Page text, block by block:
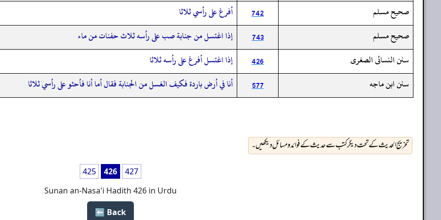
صحيح مسلم
742
أفرغ على رأسي ثلاثا
صحيح مسلم
743
إذا اغتسل من جنابة صب على رأسه ثلاث حفنات من ماء
سنن النسائى الصغرى
426
إذا اغتسل أفرغ على رأسه ثلاثا
سنن ابن ماجه
577 أنا في أرض باردة فكيف الغسل من الجنابة فقال أما أنا فأحثو على رأسي ثلاثا
تخریج الحدیث کے تحت دیگر کتب سے حدیث کے فوائد و مسائل دیکھیں۔
425 426
427
Sunan an-Nasa'i Hadith 426 in Urdu
Back ⬅️